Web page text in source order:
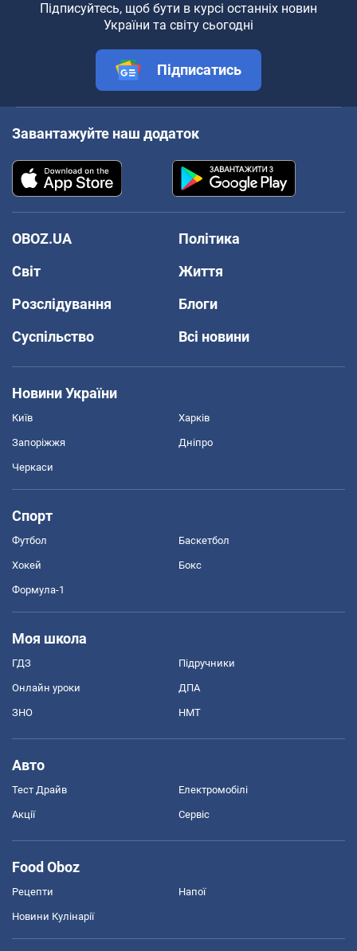
Підписуйтесь, щоб бути в курсі останніх новин
України та світу сьогодні
Підписатись
Завантажуйте наш додаток
OBOZ.UA
Політика
Світ
Життя
Розслідування
Блоги
Суспільство
Всі новини
Новини України
Київ Харків
Запоріжжя Дніпро
Черкаси
Спорт
Футбол Баскетбол
Хокей Бокс
Формула-1
Моя школа
ГДЗ Підручники
Онлайн уроки ДПА
ЗНО НМТ
Авто
Тест Драйв Електромобілі
Акції Сервіс
Food Oboz
Рецепти Напої
Новини Кулінарії